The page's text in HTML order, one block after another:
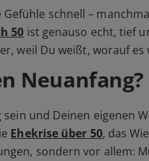
schnell –
50 ist genauso echt, tief
weil Du weißt, worauf
Neuanfang?
und Deinen eigenen
Ehekrise über 50, das
sondern vor allem: